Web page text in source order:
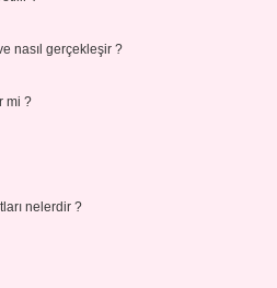
nasıl gerçekleşir ?
mi ?
nelerdir ?